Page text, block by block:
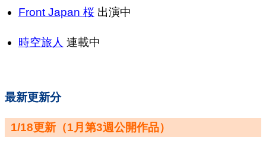
Front Japan 桜出演中
時空旅人 連載中
最新更新分
1/18更新（1月第3週公開作品）